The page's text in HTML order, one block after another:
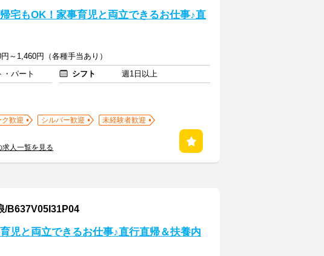
宅もOK！家事育児と両立できるお仕事♪直
～1,460円（各種手当あり）
・パート シフト
週1日以上
歓迎 シルバー歓迎
未経験者歓迎
人一覧を見る
/B637V05I31P04
児と両立できるお仕事♪直行直帰＆扶養内